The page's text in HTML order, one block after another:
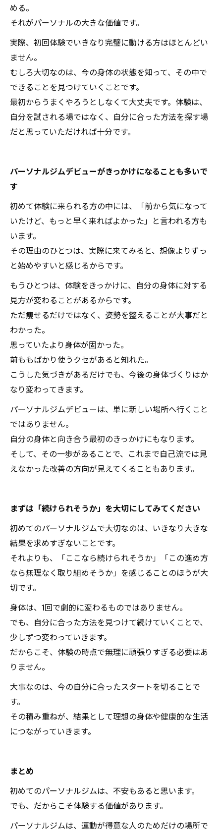
める。
それがパーソナルの大きな価値です。
実際、初回体験でいきなり完璧に動ける方はほとんどい
ません。
むしろ大切なのは、今の身体の状態を知って、その中で
できることを見つけていくことです。
最初からうまくやろうとしなくて大丈夫です。体験は、
自分を試される場ではなく、自分に合った方法を探す場
だと思っていただければ十分です。
パーソナルジムデビューがきっかけになることも多いで
す
初めて体験に来られる方の中には、「前から気になって
いたけど、もっと早く来ればよかった」と言われる方も
います。
その理由のひとつは、実際に来てみると、想像よりずっ
と始めやすいと感じるからです。
もうひとつは、体験をきっかけに、自分の身体に対する
見方が変わることがあるからです。
ただ痩せるだけではなく、姿勢を整えることが大事だと
わかった。
思っていたより身体が固かった。
前ももばかり使うクセがあると知れた。
こうした気づきがあるだけでも、今後の身体づくりはか
なり変わってきます。
パーソナルジムデビューは、単に新しい場所へ行くこと
ではありません。
自分の身体と向き合う最初のきっかけにもなります。
そして、その一歩があることで、これまで自己流では見
えなかった改善の方向が見えてくることもあります。
まずは「続けられそうか」を大切にしてみてください
初めてのパーソナルジムで大切なのは、いきなり大きな
結果を求めすぎないことです。
それよりも、「ここなら続けられそうか」「この進め方
なら無理なく取り組めそうか」を感じることのほうが大
切です。
身体は、1回で劇的に変わるものではありません。
でも、自分に合った方法を見つけて続けていくことで、
少しずつ変わっていきます。
だからこそ、体験の時点で無理に頑張りすぎる必要はあ
りません。
大事なのは、今の自分に合ったスタートを切ることで
す。
その積み重ねが、結果として理想の身体や健康的な生活
につながっていきます。
まとめ
初めてのパーソナルジムは、不安もあると思います。
でも、だからこそ体験する価値があります。
パーソナルジムは、運動が得意な人のためだけの場所で